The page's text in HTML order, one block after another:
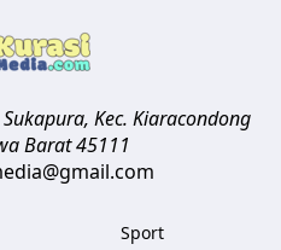
Kec. Kiaracondong
Barat45111
Sport